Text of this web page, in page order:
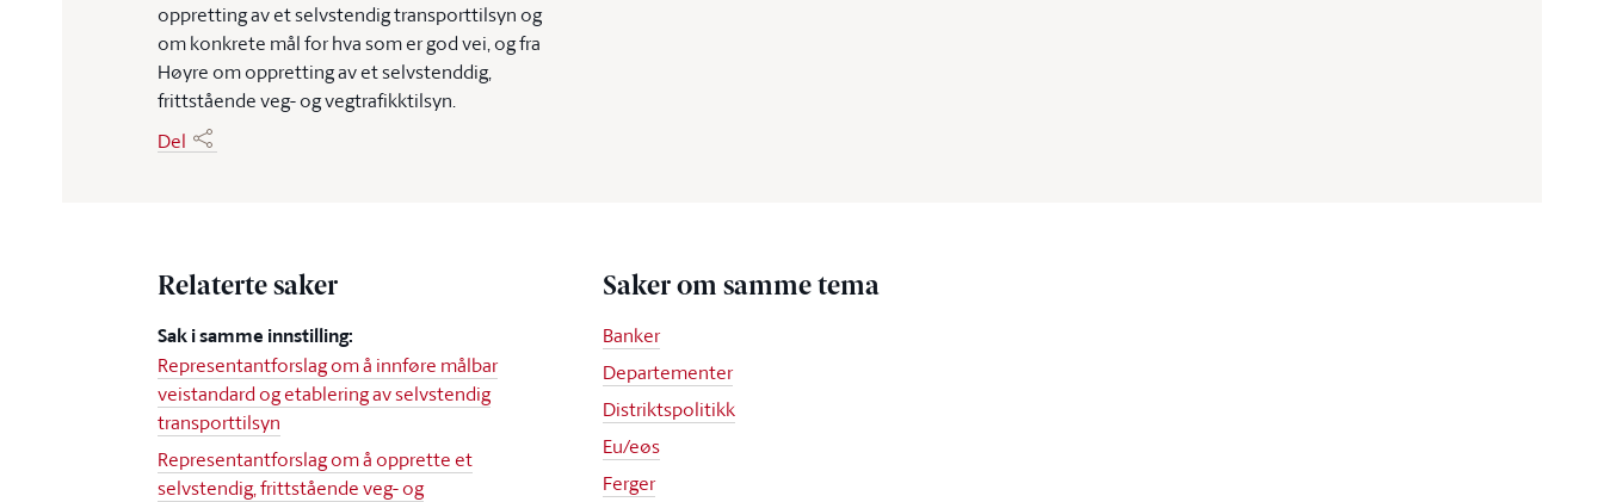
oppretting av et selvstendig transporttilsyn og
om konkrete mål for hva som er god vei, og fra
Høyre om oppretting av et selvstenddig,
frittstående veg- og vegtrafikktilsyn.
Del
Relaterte saker
Sak i samme innstilling:
Representantforslag om å innføre målbar
veistandard og etablering av selvstendig
transporttilsyn
Representantforslag om å opprette et
selvstendig, frittstående veg- og
Saker om samme tema
Banker
Departementer
Distriktspolitikk
Eu/eøs
Ferger